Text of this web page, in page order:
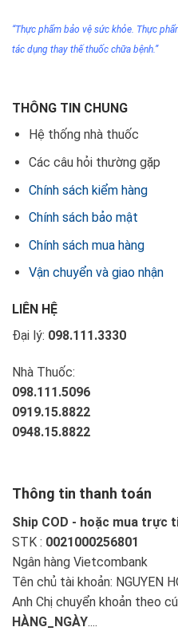
“Thực phẩm bảo vệ sức khỏe. Thực
tác dụng thay thế thuốc chữa bệnh.”
THÔNG TIN CHUNG
Hệ thống nhà thuốc
Các câu hỏi thường gặp
Chính sách kiểm hàng
Chính sách bảo mật
Chính sách mua hàng
Vận chuyển và giao nhận
LIÊN HỆ
Đại lý: 098.111.3330
Nhà Thuốc:
098.111.5096
0919.15.8822
0948.15.8822
Thông tin thanh toán
Ship COD - hoặc mua trực
STK : 0021000256801
Ngân hàng Vietcombank
Tên chủ tài khoản: NGUYEN
Anh Chị chuyển khoản theo
HÀNG_NGÀY....